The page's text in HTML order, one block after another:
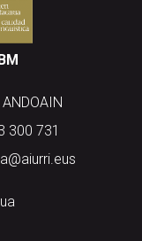
300 731